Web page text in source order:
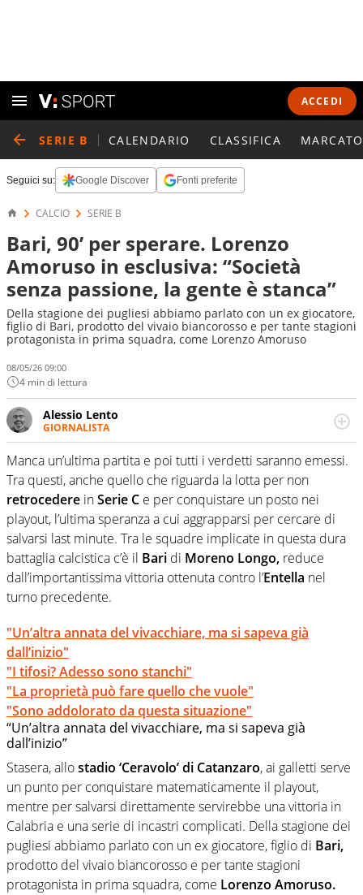
ACCEDI
SERIE B CALENDARIO CLASSIFICA
Seguici su: Google Discover Fonti preferite
CALCIO SERIE B
Bari, 90’ per sperare. Lorenzo
Amoruso in esclusiva: “Società
senza passione, la gente è stanca”
Della stagione dei pugliesi abbiamo parlato con un ex giocatore,
figlio di Bari, prodotto del vivaio biancorosso e per tante stagioni
protagonista in prima squadra, come Lorenzo Amoruso
08/05/26 09:00
4 min di lettura
Alessio Lento
GIORNALISTA
Cresciuto a pane e calcio, dal 2008 vivo il giornalismo
sportivo raccontando storie, emozioni e protagonisti.
Specializzato nel calciomercato, seguo trattative e
retroscena con passione. Amo le interviste che svelano il
lato umano del gioco.
Manca un’ultima partita e poi tutti i verdetti saranno emessi.
Tra questi, anche quello che riguarda la lotta per non
retrocedere inSerie C e per conquistare un posto nei
playout, l’ultima speranza a cui aggrapparsi per cercare di
salvarsi last minute. Tra le squadre implicate in questa dura
battaglia calcistica c’è il Bari di Moreno Longo, reduce
dall’importantissima vittoria ottenuta contro l’Entella nel
turno precedente.
"Un’altra annata del vivacchiare, ma si sapeva già
dall’inizio"
"I tifosi? Adesso sono stanchi"
"La proprietà può fare quello che vuole"
"Sono addolorato da questa situazione"
“Un’altra annata del vivacchiare, ma si sapeva già
dall’inizio”
Stasera, allostadio ‘Ceravolo’ di Catanzaro, ai galletti serve
un punto per conquistare matematicamente il playout,
mentre per salvarsi direttamente servirebbe una vittoria in
Calabria e una serie di incastri complicati. Della stagione dei
pugliesi abbiamo parlato con un ex giocatore, figlio di Bari,
prodotto del vivaio biancorosso e per tante stagioni
protagonista in prima squadra, come Lorenzo Amoruso.